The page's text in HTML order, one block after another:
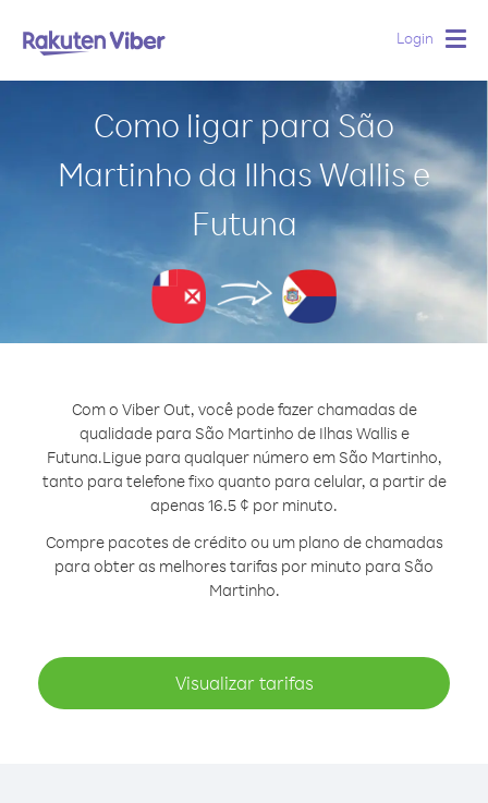
Login
Como ligar para São
Martinho da Ilhas Wallis e
Futuna
Com o Viber Out, você pode fazer chamadas de
qualidade para São Martinho de Ilhas Wallis e
Futuna.Ligue para qualquer número em São Martinho,
tanto para telefone fixo quanto para celular, a partir de
apenas 16.5 ¢ por minuto.
Compre pacotes de crédito ou um plano de chamadas
para obter as melhores tarifas por minuto para São
Martinho.
Visualizar tarifas